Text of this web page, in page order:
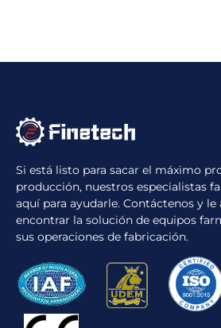
Si está listo para sacar el máximo
producción, nuestros especialistas
aquí para ayudarle. Contáctenos y le
encontrar la solución de equipos
sus operaciones de fabricación.